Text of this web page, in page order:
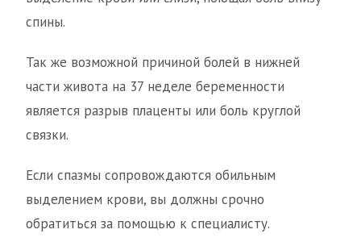
спины.
Так же возможной причиной болей в нижней
части живота на 37 неделе беременности
является разрыв плаценты или боль круглой
связки.
Если спазмы сопровождаются обильным
выделением крови, вы должны срочно
обратиться за помощью к специалисту.